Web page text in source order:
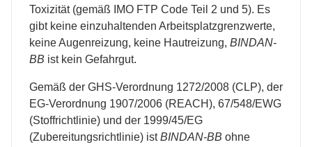
Toxizität (gemäß IMO FTP Code Teil 2 und 5). Es
gibt keine einzuhaltenden Arbeitsplatzgrenzwerte,
keine Augenreizung, keine Hautreizung, BINDAN-
BB ist kein Gefahrgut.
Gemäß der GHS-Verordnung 1272/2008 (CLP), der
EG-Verordnung 1907/2006 (REACH), 67/548/EWG
(Stoffrichtlinie) und der 1999/45/EG
(Zubereitungsrichtlinie) istBINDAN-BB ohne